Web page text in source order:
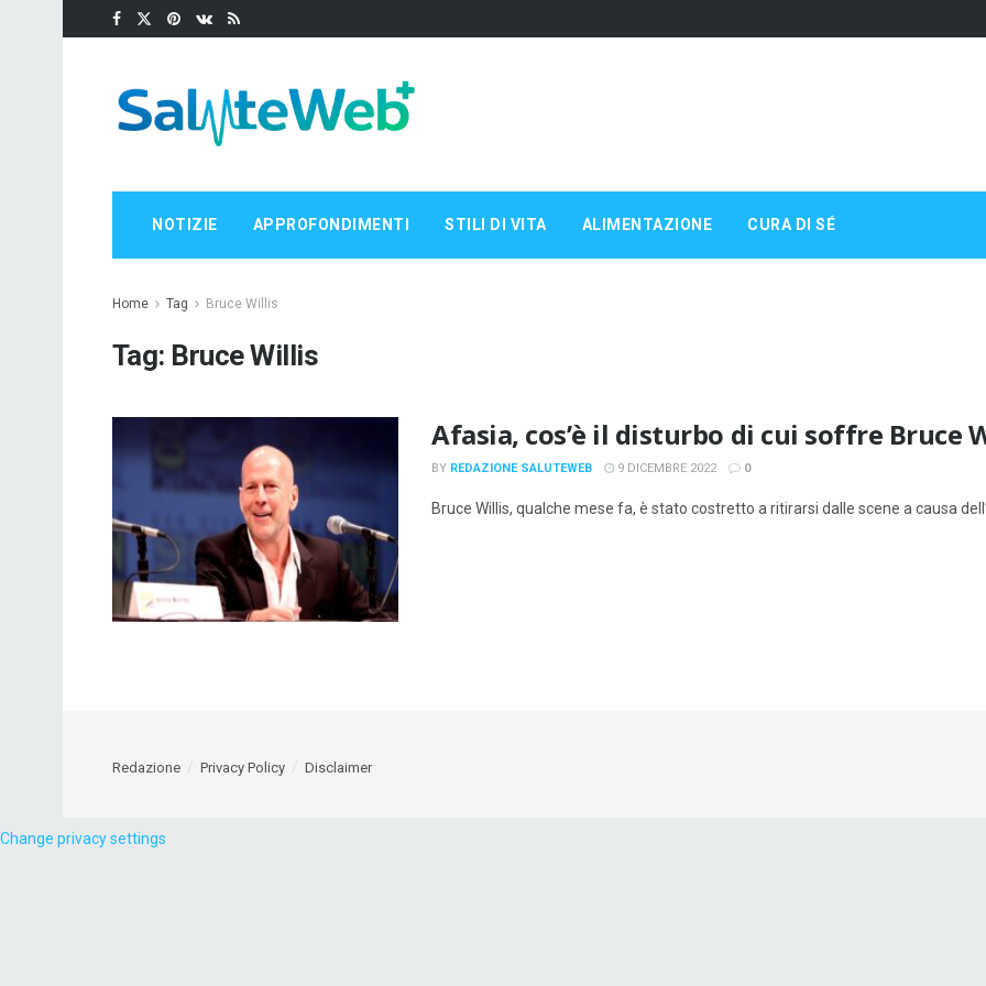
NOTIZIE APPROFONDIMENTI STILI DI VITA ALIMENTAZIONE CURA DI SÉ
Home Tag Bruce Willis
Tag: Bruce Willis
Afasia, cos’è il disturbo di cui soffre Bruce
BY REDAZIONE SALUTEWEB 9 DICEMBRE 2022 0
Bruce Willis, qualche mese fa, è stato costretto a ritirarsi dalle scene a causa
Redazione Privacy Policy Disclaimer
Change privacy settings